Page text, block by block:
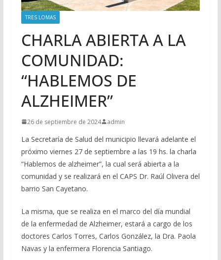
TRES LOMAS
CHARLA ABIERTA A LA
COMUNIDAD:
“HABLEMOS DE
ALZHEIMER”
26 de septiembre de 2024 admin
La Secretaría de Salud del municipio llevará adelante el
próximo viernes 27 de septiembre a las 19 hs. la charla
“Hablemos de alzheimer”, la cual será abierta a la
comunidad y se realizará en el CAPS Dr. Raúl Olivera del
barrio San Cayetano.
La misma, que se realiza en el marco del día mundial
de la enfermedad de Alzheimer, estará a cargo de los
doctores Carlos Torres, Carlos González, la Dra. Paola
Navas y la enfermera Florencia Santiago.